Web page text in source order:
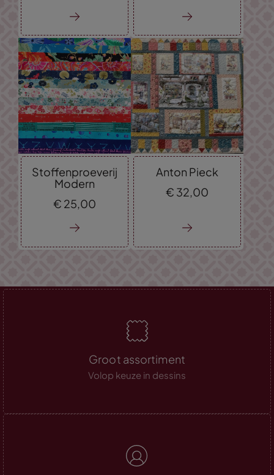
Stoffenproeverij
Modern
€ 25, 00
Anton Pieck
€ 32, 00
Groot assortiment
Volop keuze in dessins